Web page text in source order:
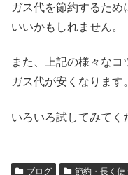
ガス代を節約するため
いいかもしれません。
また、上記の様々な
ガス代が安くなります。
いろいろ試してみてく
ブログ 節約・長く使